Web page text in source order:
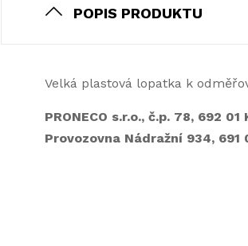
POPIS PRODUKTU
Velká plastová lopatka k
PRONECO s.r.o., č.p. 78, 692
Provozovna Nádražní 934, 691